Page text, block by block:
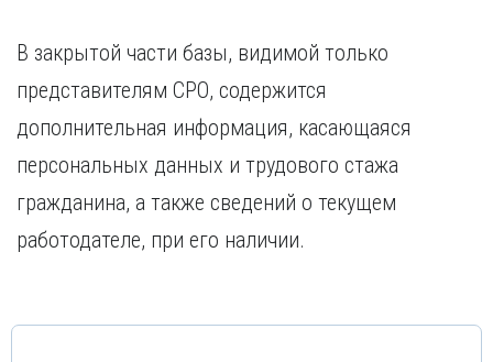
В закрытой части базы, видимой только
представителям СРО, содержится
дополнительная информация, касающаяся
персональных данных и трудового стажа
гражданина, а также сведений о текущем
работодателе, при его наличии.